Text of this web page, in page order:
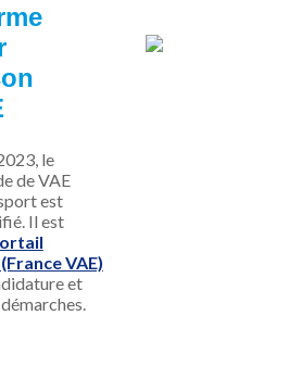
le
de VAE
est
Il est
VAE)
et